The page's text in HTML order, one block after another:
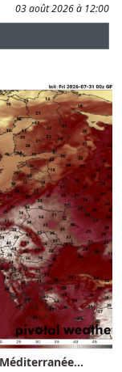
03 août 2026 à 12:00